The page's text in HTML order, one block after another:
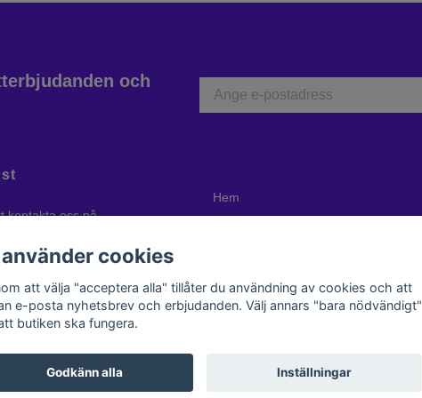
och
kontakta oss på
att besöka oss i Dals Ed
Hem
cookies
att välja "acceptera alla" tillåter du användning av cookies och att
e-posta nyhetsbrev och erbjudanden. Välj annars "bara nödvändigt"
butiken ska fungera.
Godkänn alla Inställningar